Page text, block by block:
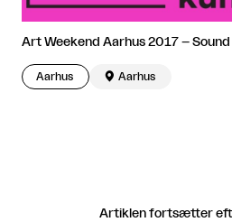
Art Weekend Aarhus 2017 – Sound
Aarhus  Aarhus
Artiklen fortsætter